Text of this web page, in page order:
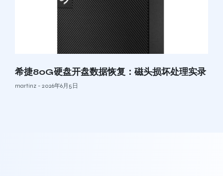
希捷80G硬盘开盘数据恢复：磁头损坏处理实录
martinz 2026年6月5日